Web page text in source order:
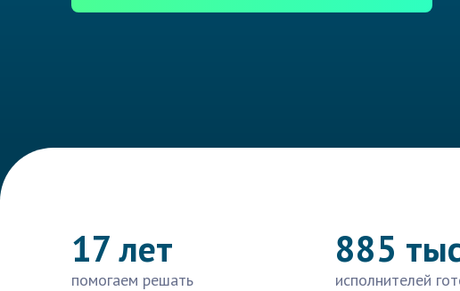
17 лет
помогаем решать
885
исполнителей